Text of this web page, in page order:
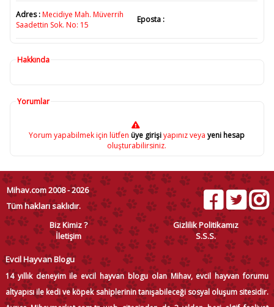
Adres :Mecidiye Mah. Müverrih
Saadettin Sok. No: 15
Eposta :
Hakkında
Yorumlar
Yorum yapabilmek için lütfen üye girişiyapınız veya yeni hesap
oluşturabilirsiniz.
Mihav.com 2008 - 2026
Tüm hakları saklıdır.
Biz Kimiz ?
Gizlilik Politikamız
İletişim
S.S.S.
Evcil Hayvan Blogu
14 yıllık deneyim ile evcil hayvan blogu olan Mihav, evcil hayvan forumu
altyapısı ile kedi ve köpek sahiplerinin tanışabileceği sosyal oluşum sitesidir.